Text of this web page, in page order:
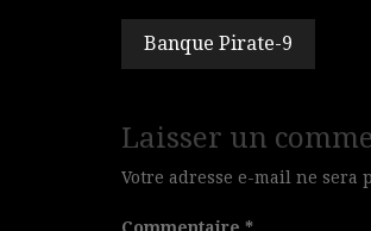
Navigation
de
l’article
Banque Pirate-9
Laisser un
Votre adresse e-mail ne sera